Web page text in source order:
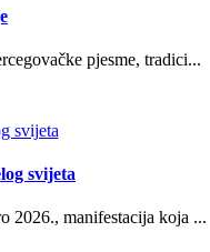
pjesme, tradici...
svijeta
2026., manifestacija koja ...